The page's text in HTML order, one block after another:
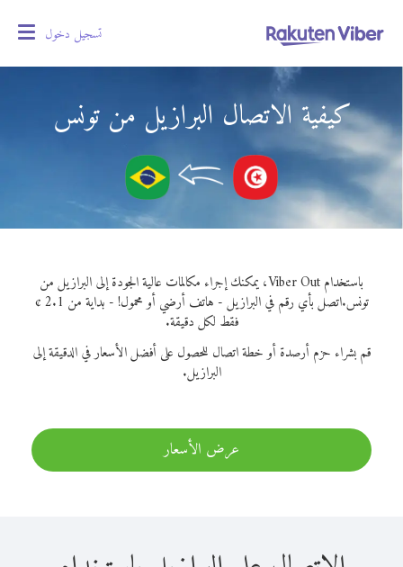
تسجيل دخول
كيفية الاتصال البرازيل من تونس
باستخدام Viber Out، يمكنك إجراء مكالمات عالية الجودة إلى البرازيل من
تونس.
اتصل بأي رقم في البرازيل - هاتف أرضي أو محمول! - بداية من 2.1 ¢
فقط لكل دقيقة.
قم بشراء حزم أرصدة أو خطة اتصال للحصول على أفضل الأسعار في الدقيقة إلى
البرازيل.
عرض الأسعار